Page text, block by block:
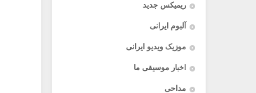
ریمیکس جدید
آلبوم ایرانی
موزیک ویدیو ایرانی
اخبار موسیقی ما
مداحی